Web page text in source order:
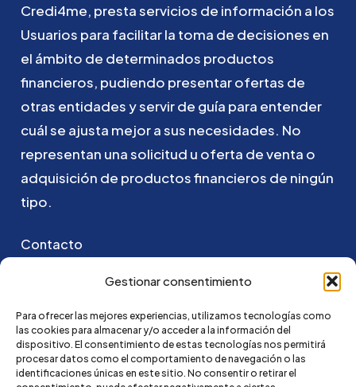
Gestionar consentimiento
Para ofrecer las mejores experiencias, utilizamos tecnologías como
las cookies para almacenar y/o acceder a la información del
dispositivo. El consentimiento de estas tecnologías nos permitirá
procesar datos como el comportamiento de navegación o las
identificaciones únicas en este sitio. No consentir o retirar el
Credi4me, prestaservicios de información a los
Usuarios para facilitarla toma de decisiones en
el ámbito de determinados productos
financieros, pudiendo presentarofertas de
otras entidadesyservirde guía para entender
cuálse ajusta mejorasus necesidades. No
representan unasolicitud u oferta deventa o
adquisición de productosfinancieros de ningún
tipo.
Contacto
Puedes ponerte en contacto con nosotros
go@credi4me.com